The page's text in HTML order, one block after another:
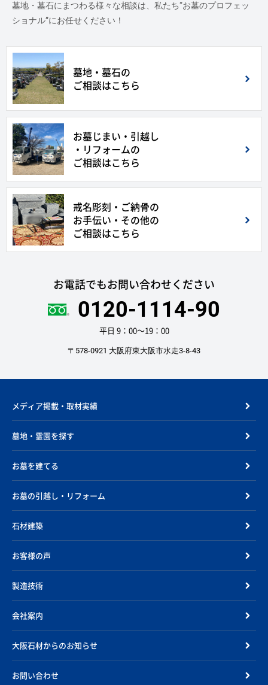
墓地・墓石にまつわる様々な相談は、私たち“お墓のプロフェッ
ショナル”にお任せください！
墓地・墓石の
ご相談はこちら
お墓じまい・引越し
・リフォームの
ご相談はこちら
戒名彫刻・ご納骨の
お手伝い・その他の
ご相談はこちら
お電話でもお問い合わせください
0120-1114-90
平日 9：00〜19：00
〒578-0921 大阪府東大阪市水走3-8-43
メディア掲載・取材実績
墓地・霊園を探す
お墓を建てる
お墓の引越し・リフォーム
石材建築
お客様の声
製造技術
会社案内
大阪石材からのお知らせ
お問い合わせ